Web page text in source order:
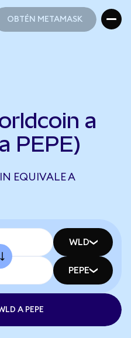
OBTÉN METAMASK
a
PEPE)
EQUIVALE A
WLD
PEPE
A PEPE